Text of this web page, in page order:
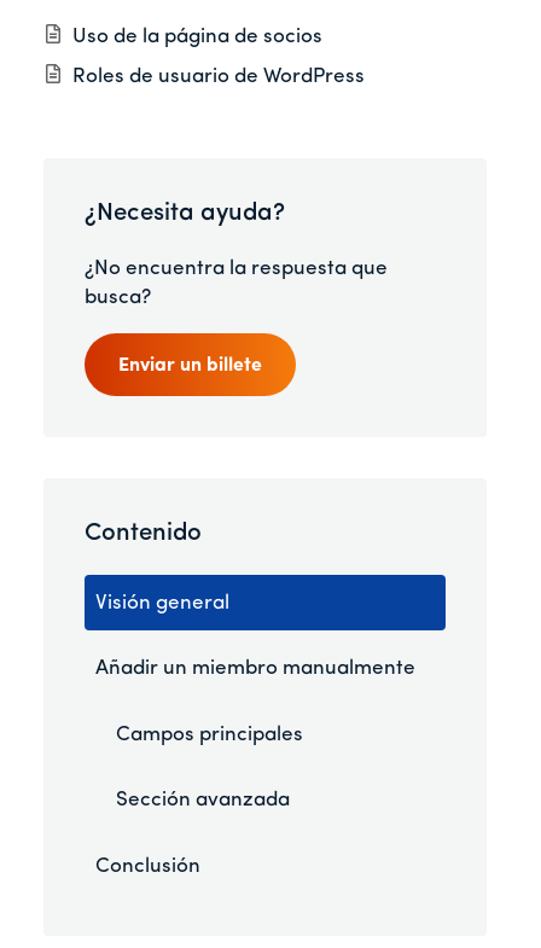
Uso de la página de socios
Roles de usuario de WordPress
¿Necesita ayuda?
¿No encuentra la respuesta que
busca?
Enviar un billete
Contenido
Visión general
Añadir un miembro manualmente
Campos principales
Sección avanzada
Conclusión